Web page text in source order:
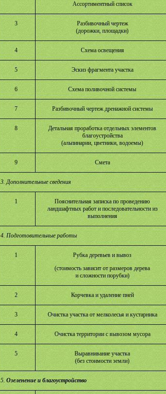
Ассортиментный список
3
Разбивочный чертеж
(дорожки, площадки)
4 Схема освещения
5 Эскиз фрагмента участка
6 Схема поливочной системы
7 Разбивочный чертеж дренажной системы
8
Детальная проработка отдельных элементов
благоустройства
(альпинарии, цветники, водоемы)
9 Смета
3. Дополнительные сведения
1
Пояснительная записка по проведению
ландшафтных работ и последовательности из
выполнения
4.Подготовительные работы
1
Рубка деревьев и вывоз
(стоимость зависит от размеров дерева
и сложности порубки)
2 Корчевка и удаление пней
3 Очистка участка от мелколесья и кустарника
4 Очистка территории с вывозом мусора
5
Выравнивание участка
(без стоимости земли)
5.Озеленение и благоустройство